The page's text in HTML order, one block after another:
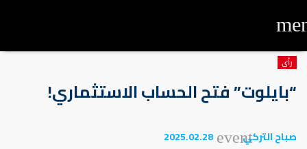
رأي
“بايلوت” فتح الحساب الاستثماري!
صباح التركيevent
2025.02.28